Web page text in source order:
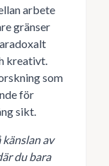
arbete
gränser
kreativt.
som
för
sikt.
av
du bara